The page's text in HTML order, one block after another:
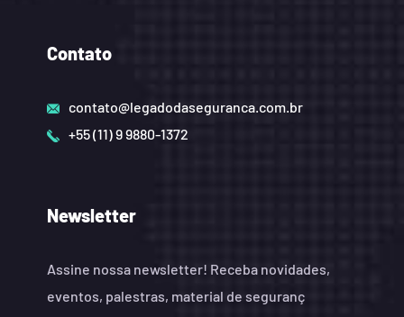
Contato
contato@legadodaseguranca.com.br
+55 (11) 9 9880-1372
Newsletter
Assine nossa newsletter! Receba novidades,
eventos, palestras, material de seguranç